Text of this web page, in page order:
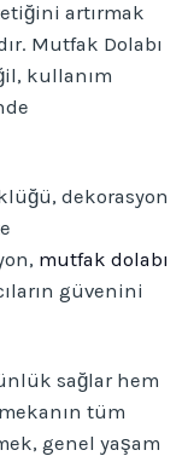
artırmak
Mutfak Dolabı
kullanım
dekorasyon
mutfak dolabı
güvenini
sağlar hem
tüm
genel yaşam